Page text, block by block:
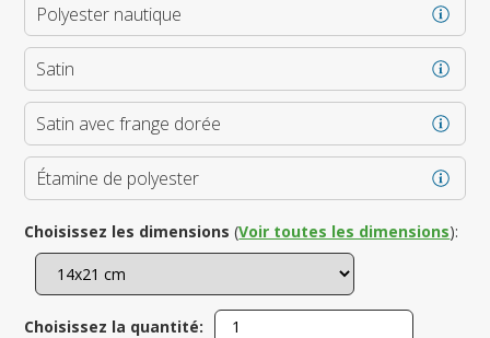
Polyester nautique
Satin
Satin avec frange dorée
Étamine de polyester
Choisissez les dimensions (Voir toutes les dimensions):
Choisissez la quantité: